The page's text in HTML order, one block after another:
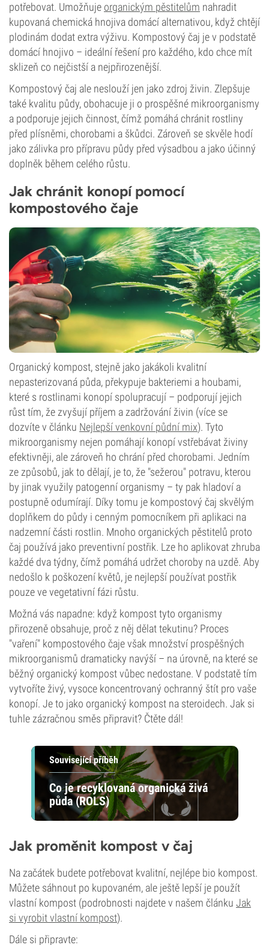
potřebovat. Umožňuje organickým pěstitelům nahradit
kupovaná chemická hnojiva domácí alternativou, když chtějí
plodinám dodat extra výživu. Kompostový čaj je v podstatě
domácí hnojivo – ideální řešení pro každého, kdo chce mít
sklizeň co nejčistší a nejpřirozenější.
Kompostový čaj ale neslouží jen jako zdroj živin. Zlepšuje
také kvalitu půdy, obohacuje ji o prospěšné mikroorganismy
a podporuje jejich činnost, čímž pomáhá chránit rostliny
před plísněmi, chorobami a škůdci. Zároveň se skvěle hodí
jako zálivka pro přípravu půdy před výsadbou a jako účinný
doplněk během celého růstu.
Jak chránit konopí pomocí
kompostového čaje
Organický kompost, stejně jako jakákoli kvalitní
nepasterizovaná půda, překypuje bakteriemi a houbami,
které s rostlinami konopí spolupracují – podporují jejich
růst tím, že zvyšují příjem a zadržování živin (více se
dozvíte v článku Nejlepší venkovní půdní mix). Tyto
mikroorganismy nejen pomáhají konopí vstřebávat živiny
efektivněji, ale zároveň ho chrání před chorobami. Jedním
ze způsobů, jak to dělají, je to, že "sežerou" potravu, kterou
by jinak využily patogenní organismy – ty pak hladoví a
postupně odumírají. Díky tomu je kompostový čaj skvělým
doplňkem do půdy i cenným pomocníkem při aplikaci na
nadzemní části rostlin. Mnoho organických pěstitelů proto
čaj používá jako preventivní postřik. Lze ho aplikovat zhruba
každé dva týdny, čímž pomáhá udržet choroby na uzdě. Aby
nedošlo k poškození květů, je nejlepší používat postřik
pouze ve vegetativní fázi růstu.
Možná vás napadne: když kompost tyto organismy
přirozeně obsahuje, proč z něj dělat tekutinu? Proces
"vaření" kompostového čaje však množství prospěšných
mikroorganismů dramaticky navýší – na úrovně, na které se
běžný organický kompost vůbec nedostane. V podstatě tím
vytvoříte živý, vysoce koncentrovaný ochranný štít pro vaše
konopí. Je to jako organický kompost na steroidech. Jak si
tuhle zázračnou směs připravit? Čtěte dál!
Související příběh
Co je recyklovaná organická živá
půda (ROLS)
Jak proměnit kompost v čaj
Na začátek budete potřebovat kvalitní, nejlépe bio kompost.
Můžete sáhnout po kupovaném, ale ještě lepší je použít
vlastní kompost (podrobnosti najdete v našem článku Jak
si vyrobit vlastní kompost).
Dále si připravte: